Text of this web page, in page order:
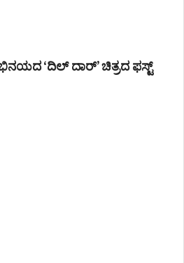
‘ದಿಲ್ ದಾರ್’ ಚಿತ್ರದ ಫಸ್ಟ್